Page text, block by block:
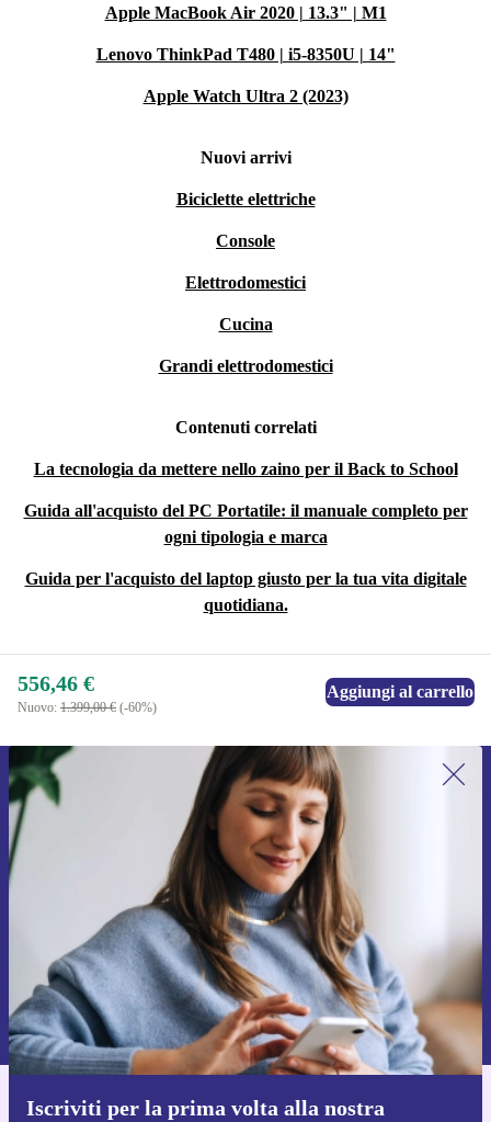
Apple MacBook Air 2020 | 13.3" | M1
Lenovo ThinkPad T480 | i5-8350U | 14"
Apple Watch Ultra 2 (2023)
Nuovi arrivi
Biciclette elettriche
Console
Elettrodomestici
Cucina
Grandi elettrodomestici
Contenuti correlati
La tecnologia da mettere nello zaino per il Back to School
Guida all'acquisto del PC Portatile: il manuale completo per
ogni tipologia e marca
Guida per l'acquisto del laptop giusto per la tua vita digitale
quotidiana.
556,46 €
Nuovo: 1.399,00 € (-60%)
Aggiungi al carrello
Iscriviti per la prima volta alla nostra
Iscriviti per la prima volta alla nostra
newsletter e ottieni 15€ di sconto!
Non farti più scappare le migliori offerte.
Richiedi codice sconto
Per maggiori informazioni sull’uso dei dati personali, visita la nostra
Normativa sulla privacy
Scarica l'app di refurbed